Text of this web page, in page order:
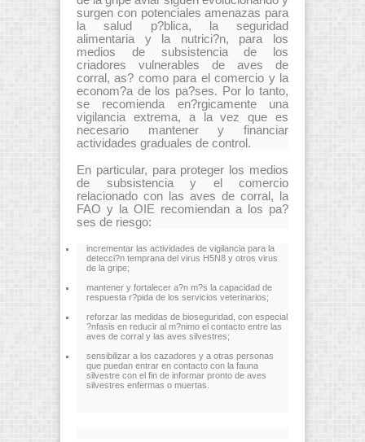
surgen con potenciales amenazas para
la salud p?blica, la seguridad
alimentaria y la nutrici?n, para los
medios de subsistencia de los
criadores vulnerables de aves de
corral, as? como para el comercio y la
econom?a de los pa?ses. Por lo tanto,
se recomienda en?rgicamente una
vigilancia extrema, a la vez que es
necesario mantener y financiar
actividades graduales de control.
En particular, para proteger los medios
de subsistencia y el comercio
relacionado con las aves de corral, la
FAO y la OIE recomiendan a los pa?
ses de riesgo:
incrementar las actividades de vigilancia para la
detecci?n temprana del virus H5N8 y otros virus
de la gripe;
mantener y fortalecer a?n m?s la capacidad de
respuesta r?pida de los servicios veterinarios;
reforzar las medidas de bioseguridad, con especial
?nfasis en reducir al m?nimo el contacto entre las
aves de corral y las aves silvestres;
sensibilizar a los cazadores y a otras personas
que puedan entrar en contacto con la fauna
silvestre con el fin de informar pronto de aves
silvestres enfermas o muertas.